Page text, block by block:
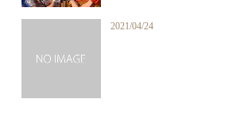
2021/04/24